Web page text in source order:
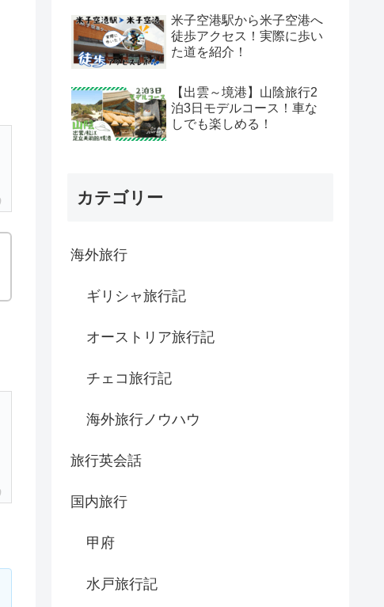
米子空港駅から米子空港へ
徒歩アクセス！実際に歩い
た道を紹介！
【出雲～境港】山陰旅行2
泊3日モデルコース！車な
しでも楽しめる！
カテゴリー
海外旅行
ギリシャ旅行記
オーストリア旅行記
チェコ旅行記
海外旅行ノウハウ
旅行英会話
国内旅行
甲府
水戸旅行記